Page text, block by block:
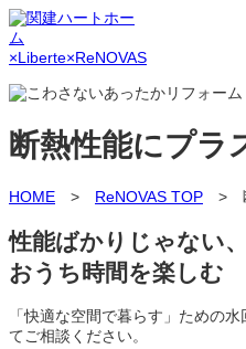
断熱性能にプラ
HOME > ReNOVAS TOP > 断
性能ばかりじゃない
おうち時間を楽しむ
「快適な空間で暮らす」ための
てご相談ください。